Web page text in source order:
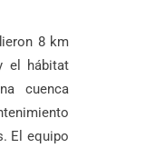
8 km
el hábitat
cuenca
El equipo